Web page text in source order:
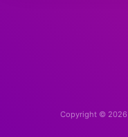
Copyright © 2026